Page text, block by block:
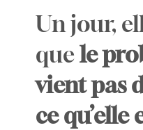
Un jour,
quele
vient pas
ce qu’elle